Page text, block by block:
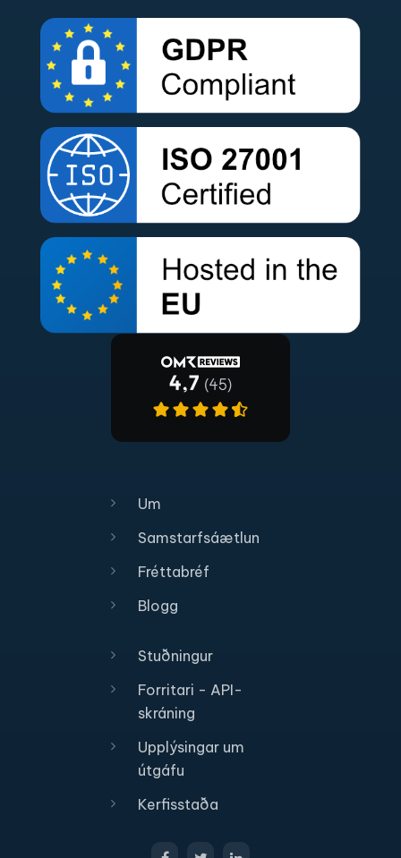
Um
Samstarfsáætlun
Fréttabréf
Blogg
Stuðningur
Forritari - API-
skráning
Upplýsingar um
útgáfu
Kerfisstaða